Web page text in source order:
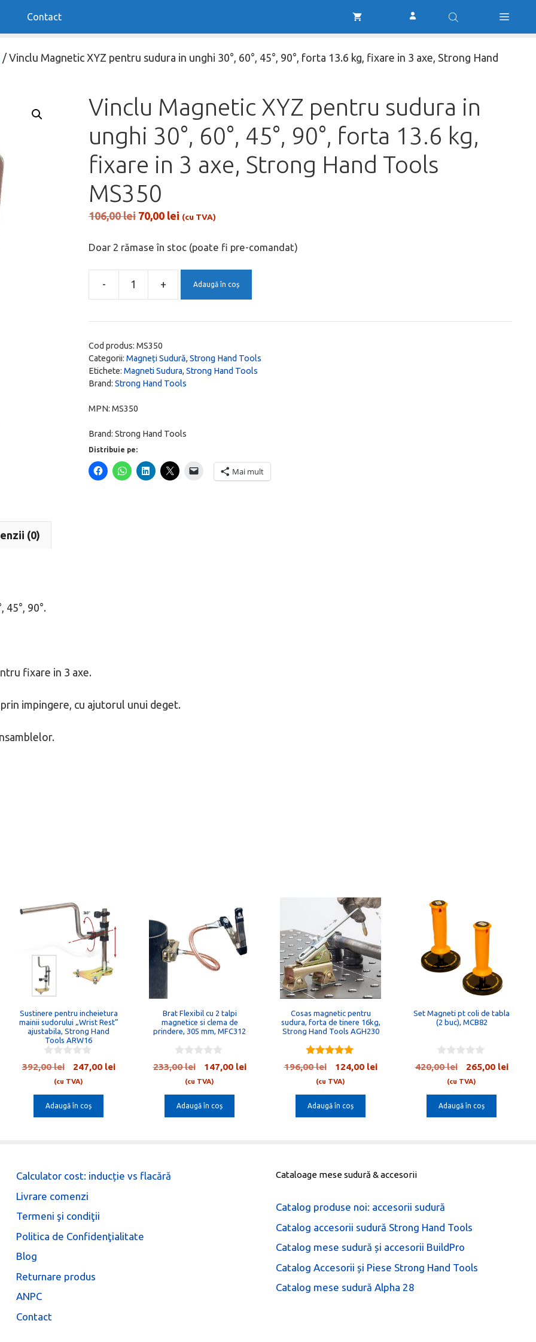
Contact
/ Vinclu Magnetic XYZ pentru sudura in unghi 30°, 60°, 45°, 90°, forta 13.6 kg, fixare in 3 axe, Strong Hand
Vinclu Magnetic XYZ pentru sudura in
unghi 30°, 60°, 45°, 90°, forta 13.6 kg,
fixare in 3 axe, Strong Hand Tools
MS350
106,00lei Prețul
a
106,00 lei.
70,00 lei Prețul
este:
(cu TVA)
Doar 2 rămase în stoc (poate fi pre-comandat)
-
Magnetic
XYZ
pentru
sudura
in
unghi
60°,
45°,
90°,
+ Adaugă în coș
Cod produs:MS350
Categorii:Magneți Sudură,Strong Hand Tools
Etichete:Magneti Sudura,Strong Hand Tools
Brand:Strong Hand Tools
MPN:MS350
Brand:Strong Hand Tools
Distribuie pe:
Mai mult
(0)
45°, 90°.
fixare in 3 axe.
impingere, cu ajutorul unui deget.
Sustinere pentru incheietura
mainii sudorului „Wrist Rest”
ajustabila, Strong Hand
Tools ARW16
0
o
f
5
392,00lei
Prețul
inițial
a
fost:
247,00 leiPrețul
(cu TVA)
Adaugă în coș
Brat Flexibil cu 2 talpi
magnetice si clema de
prindere, 305 mm, MFC312
0
o
f
5
233,00lei
Prețul
inițial
a
fost:
147,00 leiPrețul
(cu TVA)
Adaugă în coș
Cosas magnetic pentru
sudura, forta de tinere 16kg,
Strong Hand Tools AGH230
5.00
out of 5
196,00lei
Prețul
inițial
a
fost:
124,00 leiPrețul
(cu TVA)
Adaugă în coș
Set Magneti pt coli de tabla
(2 buc), MCB82
0
o
f
5
420,00lei
Prețul
inițial
a
fost:
265,00 leiPrețul
(cu TVA)
Adaugă în coș
Calculator cost: inducție vs flacără
Livrare comenzi
Termeni şi condiţii
Politica de Confidenţialitate
Blog
Returnare produs
ANPC
Contact
Cataloage mese sudură & accesorii
Catalog produse noi: accesorii sudură
Catalog accesorii sudură Strong Hand Tools
Catalog mese sudură și accesorii BuildPro
Catalog Accesorii și Piese Strong Hand Tools
Catalog mese sudură Alpha 28
XYZ
pentru
sudura
in
60°,
13.6